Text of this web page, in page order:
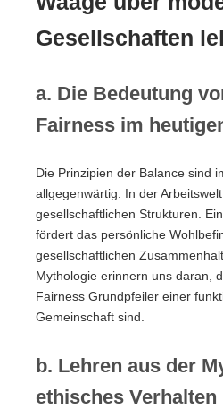
Gesellschaften
a. Die Bedeutung
Fairness im
Die Prinzipien der Balance sind
allgegenwärtig: In der
gesellschaftlichen Strukturen.
fördert das persönliche
gesellschaftlichen
Mythologie erinnern uns daran,
Fairness Grundpfeiler einer
Gemeinschaft sind.
b. Lehren aus der
ethisches